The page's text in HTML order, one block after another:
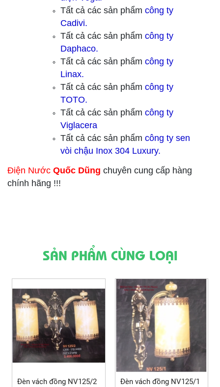
Tất cả các sản phẩm công ty
Cadivi.
Tất cả các sản phẩm công ty
Daphaco.
Tất cả các sản phẩm công ty
Linax.
Tất cả các sản phẩm công ty
TOTO.
Tất cả các sản phẩm công ty
Viglacera
Tất cả các sản phẩm công ty sen
vòi chậu Inox 304 Luxury.
Điện Nước Quốc Dũng chuyên cung cấp hàng
chính hãng !!!
SẢN PHẨM CÙNG LOẠI
Đèn vách đồng NV125/2 Đèn vách đồng NV125/1